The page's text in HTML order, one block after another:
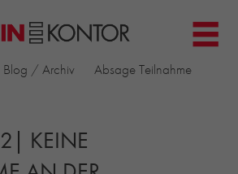
Blog / Archiv
Absage Teilnahme
KEINE